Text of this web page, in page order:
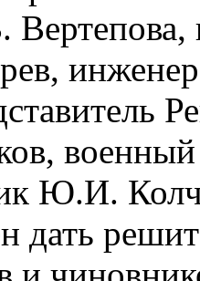
Ю.И.
дать